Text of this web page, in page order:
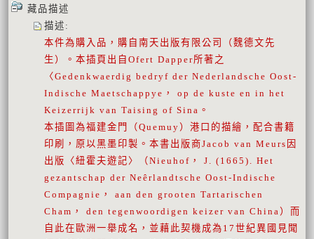
藏品描述
描述 :
本件為購入品，購自南天出版有限公司（魏德文先
生）。本插頁出自Ofert Dapper所著之
〈Gedenkwaerdig bedryf der Nederlandsche Oost-
Indische Maetschappye， op de kuste en in het
Keizerrijk van Taising of Sina。
本插圖為福建金門（Quemuy）港口的描繪，配合書籍
印刷，原以黑墨印製。本書出版商Jacob van Meurs因
出版〈紐霍夫遊記〉（Nieuhof， J. (1665). Het
gezantschap der Neêrlandtsche Oost-Indische
Compagnie， aan den grooten Tartarischen
Cham， den tegenwoordigen keizer van China）而
自此在歐洲一舉成名，並藉此契機成為17世紀異國見聞